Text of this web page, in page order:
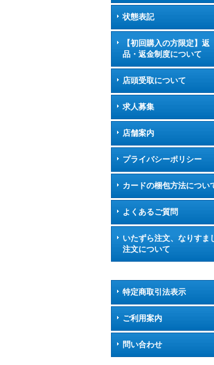
状態表記
【初回購入の方限定】返
品・返金制度について
店頭受取について
求人募集
店舗案内
プライバシーポリシー
カードの梱包方法につい
よくあるご質問
いたずら注文、なりすま
注文について
特定商取引法表示
ご利用案内
問い合わせ